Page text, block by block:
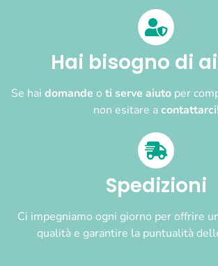
Hai bisogno di
Se hai domande o ti serve aiuto per
non esitare acontattarci!
Spedizioni
Ci impegniamo ogni giorno per offrire
qualità e garantire la puntualità